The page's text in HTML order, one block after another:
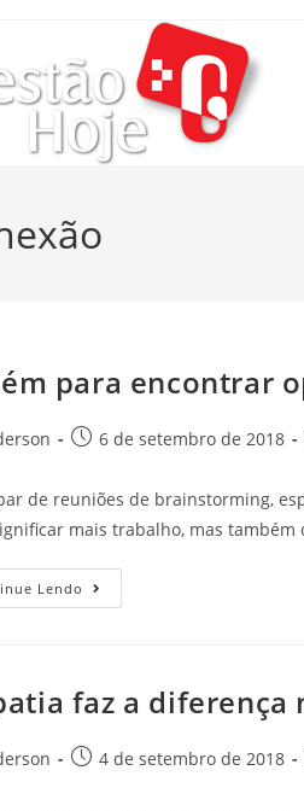
para encontrar
6 de setembro de 2018
de reuniões de brainstorming,
mais trabalho, mas
Lendo
faz a diferença
4 de setembro de 2018